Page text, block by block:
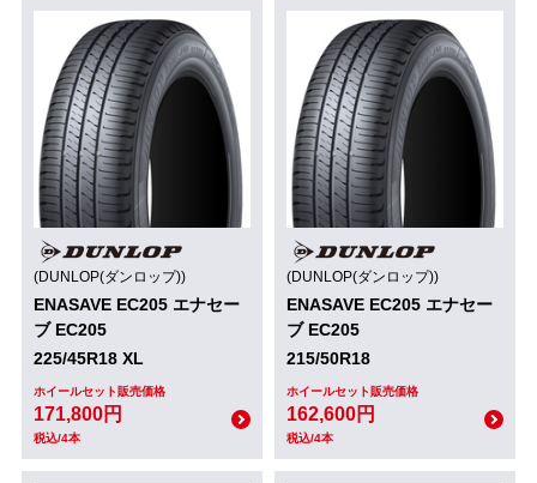
(DUNLOP(ダンロップ))
ENASAVE EC205 エナセー
ブ EC205
225/45R18 XL
ホイールセット販売価格
171,800円
税込/4本
(DUNLOP(ダンロップ))
ENASAVE EC205 エナセー
ブ EC205
215/50R18
ホイールセット販売価格
162,600円
税込/4本